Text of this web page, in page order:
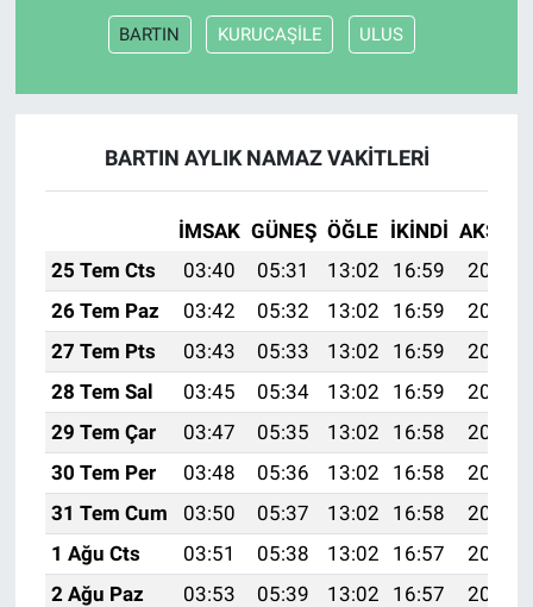
BARTIN KURUCAŞİLE ULUS
BARTIN AYLIK NAMAZ VAKITLERI
İMSAK GÜNEŞ ÖĞLE İKINDI AKŞAM
25 Tem Cts
03:40 05:31 13:02 16:59
20:23
26 Tem Paz
03:42 05:32 13:02 16:59
20:23
27 Tem Pts
03:43 05:33 13:02 16:59
20:22
28 Tem Sal
03:45 05:34 13:02 16:59
20:21
29 Tem Çar
03:47 05:35 13:02 16:58
20:20
30 Tem Per
03:48 05:36 13:02 16:58
20:19
31 Tem Cum
03:50 05:37 13:02 16:58
20:17
1 Ağu Cts
03:51 05:38 13:02 16:57
20:16
2 Ağu Paz
03:53 05:39 13:02 16:57
20:15